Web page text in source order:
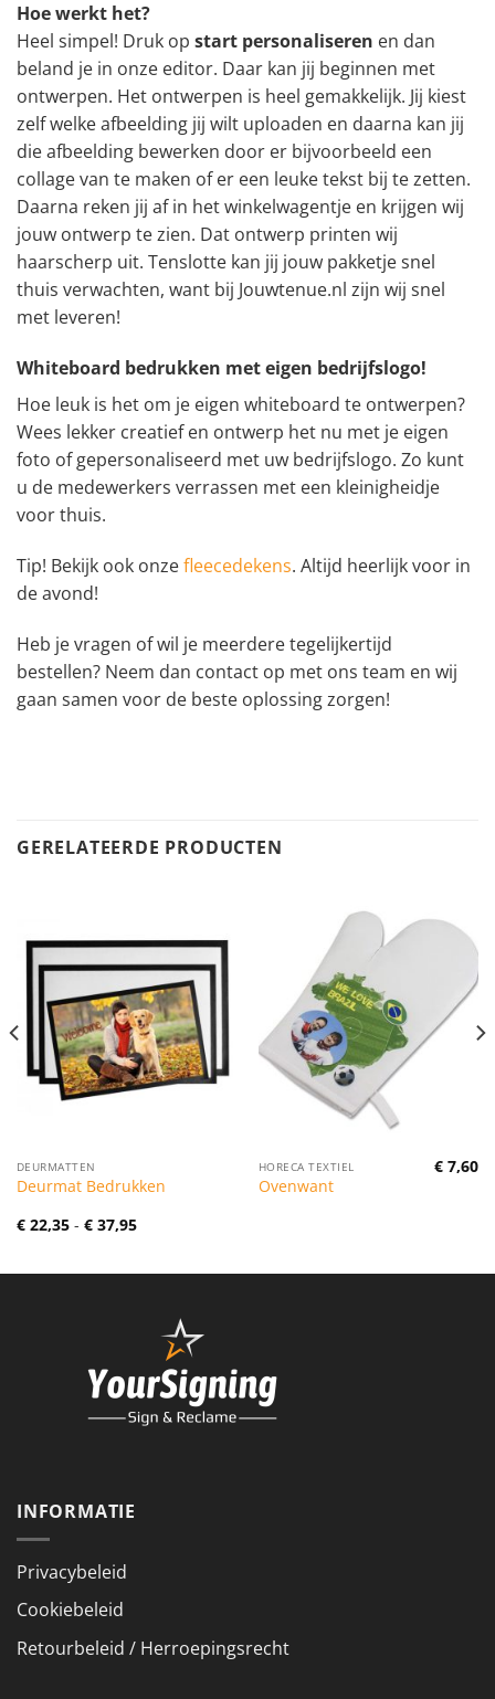
Hoe werkt het?
Heel simpel! Druk op start personaliseren en dan
beland je in onze editor. Daar kan jij beginnen met
ontwerpen. Het ontwerpen is heel gemakkelijk. Jij kiest
zelf welke afbeelding jij wilt uploaden en daarna kan jij
die afbeelding bewerken door er bijvoorbeeld een
collage van te maken of er een leuke tekst bij te zetten.
Daarna reken jij af in het winkelwagentje en krijgen wij
jouw ontwerp te zien. Dat ontwerp printen wij
haarscherp uit. Tenslotte kan jij jouw pakketje snel
thuis verwachten, want bij Jouwtenue.nl zijn wij snel
met leveren!
Whiteboard bedrukken met eigen bedrijfslogo!
Hoe leuk is het om je eigen whiteboard te ontwerpen?
Wees lekker creatief en ontwerp het nu met je eigen
foto of gepersonaliseerd met uw bedrijfslogo. Zo kunt
u de medewerkers verrassen met een kleinigheidje
voor thuis.
Tip! Bekijk ook onzefleecedekens. Altijd heerlijk voor in
de avond!
Heb je vragen of wil je meerdere tegelijkertijd
bestellen? Neem dan contact op met ons team en wij
gaan samen voor de beste oplossing zorgen!
GERELATEERDE PRODUCTEN
DEURMATTEN
Deurmat Bedrukken
€22,35 - €37,95Prijsklasse:
€ 22,35
HORECA TEXTIEL
Ovenwant
€ 7,60
INFORMATIE
Privacybeleid
Cookiebeleid
Retourbeleid / Herroepingsrecht